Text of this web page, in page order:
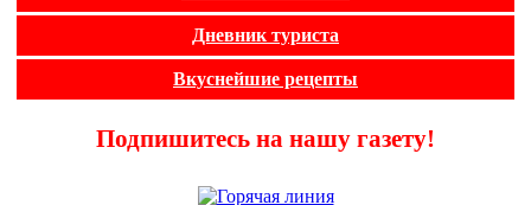
Дневник туриста
Вкуснейшие рецепты
Подпишитесь на нашу газету!